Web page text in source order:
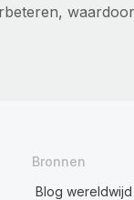
Bronnen
Blog